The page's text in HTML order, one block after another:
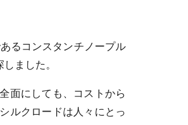
るコンスタンチノープル
ました。
面にしても、コストから
ルクロードは人々にとっ